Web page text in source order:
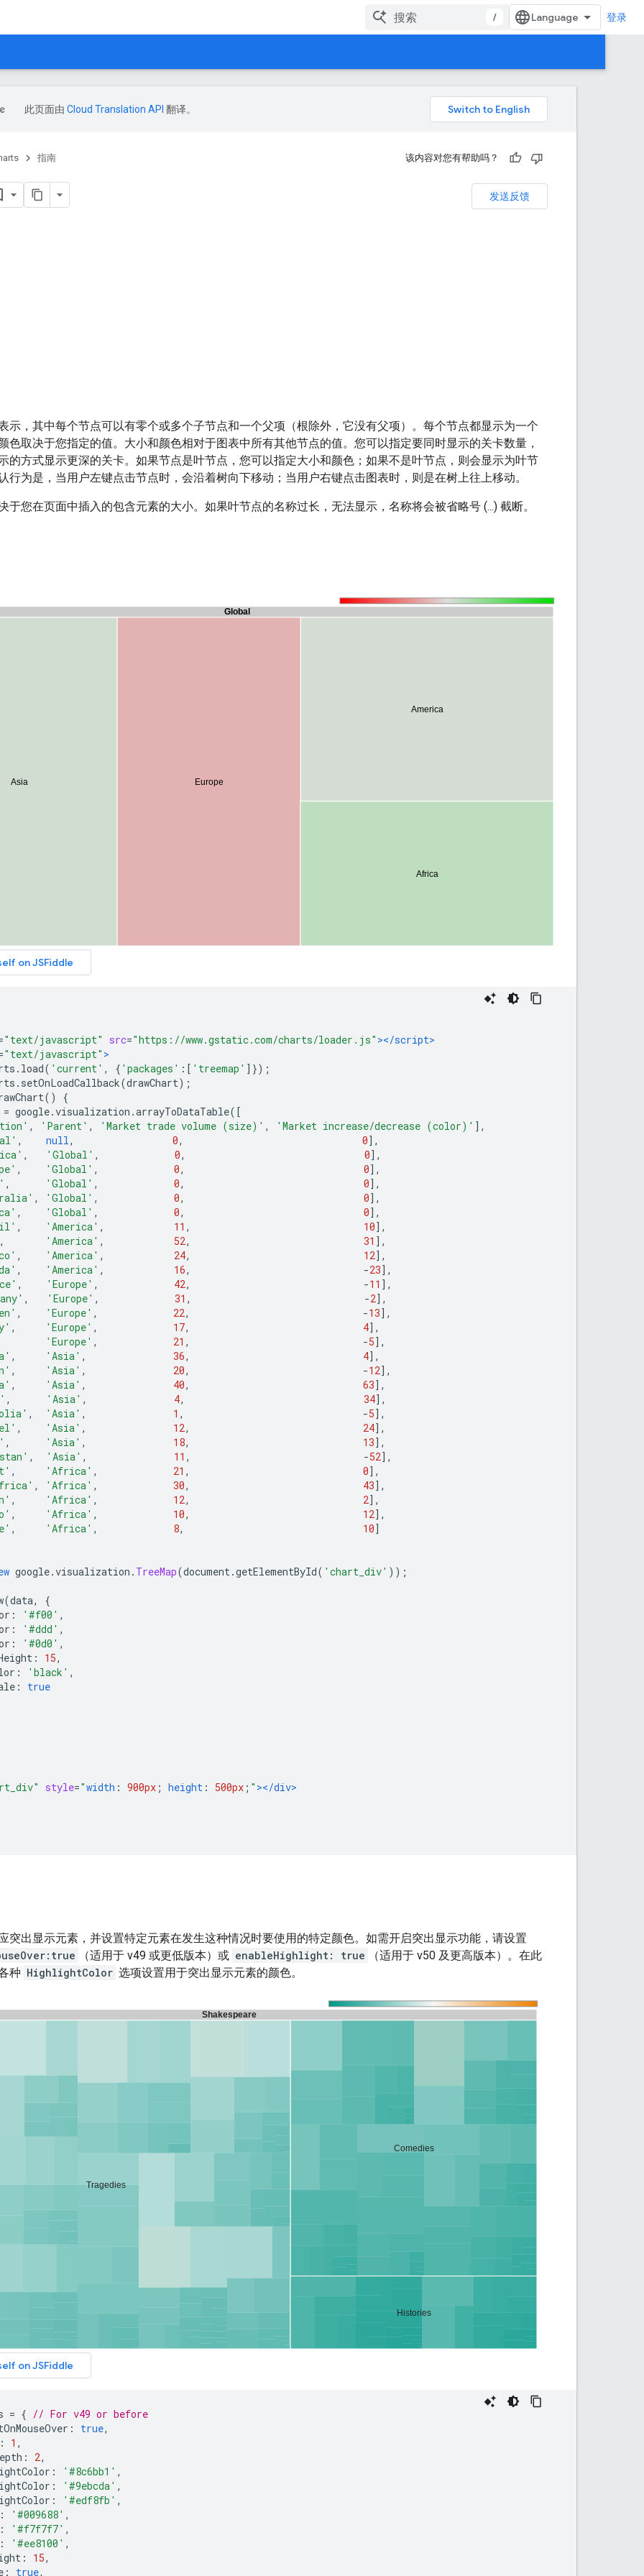
/ 登录
此页面由 Cloud Translation API 翻译。
指南 该内容对您有帮助吗？
发送反馈
示，其中每个节点可以有零个或多个子节点和一个父项（根除外，它没有父项）。每个节点都显示为一个
色取决于您指定的值。大小和颜色相对于图表中所有其他节点的值。您可以指定要同时显示的关卡数量，
的方式显示更深的关卡。如果节点是叶节点，您可以指定大小和颜色；如果不是叶节点，则会显示为叶节
行为是，当用户左键点击节点时，会沿着树向下移动；当用户右键点击图表时，则是在树上往上移动。
于您在页面中插入的包含元素的大小。如果叶节点的名称过长，无法显示，名称将会被省略号 (...) 截断。
"text/javascript" src="https://www.gstatic.com/charts/loader.js" ></script>
"text/javascript" >
. load( 'current' , { 'packages' :[ 'treemap' ]});
. setOnLoadCallback(drawChart);
()
{
= google.visualization .arrayToDataTable([
, 'Parent' , 'Market trade volume (size)' , 'Market increase/decrease (color)' ],
, null, 0, 0],
, 'Global' , 0, 0],
, 'Global' , 0, 0],
, 'Global' , 0, 0],
, 'Global' , 0, 0],
, 'Global' , 0, 0],
, 'America' , 11 , 10],
, 'America' , 52, 31 ],
, 'America' , 24, 12],
, 'America' , 16, -23],
, 'Europe' , 42, -11 ],
, 'Europe' , 31 , -2],
, 'Europe' , 22, -13],
, 'Europe' , 17, 4],
'Europe' , 21 , -5],
, 'Asia' , 36, 4],
, 'Asia' , 20, -12],
, 'Asia' , 40, 63],
, 'Asia' , 4, 34],
, 'Asia' , 1 , -5],
, 'Asia' , 12, 24],
, 'Asia' , 18, 13],
, 'Asia' , 11 , -52],
, 'Africa' , 21 , 0],
, 'Africa' , 30, 43],
, 'Africa' , 12, 2],
, 'Africa' , 10, 12],
, 'Africa' , 8, 10]
google.visualization . TreeMap(document.getElementById( 'chart_div' ));
(data,
{
: '#f00' ,
: '#ddd' ,
: '#0d0' ,
: 15,
: 'black' ,
:
true
style="width : 900px ; height : 500px ; " ></div>
突出显示元素，并设置特定元素在发生这种情况时要使用的特定颜色。如需开启突出显示功能，请设置
（适用于 v49 或更低版本）或 enableHighlight: true
（适用于 v50 及更高版本）。在此
种 HighlightColor 选项设置用于突出显示元素的颜色。
= { // For v49 or before
: true,
: 1 ,
: 2,
: '#8c6bb1' ,
: '#9ebcda' ,
: '#edf8fb' ,
: '#009688' ,
: '#f7f7f7' ,
: '#ee8100' ,
: 15,
: true,